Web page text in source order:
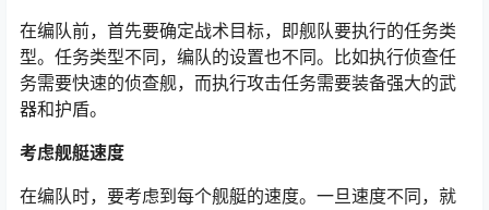
在编队前，首先要确定战术目标，即舰队要执行的任务类
型。任务类型不同，编队的设置也不同。比如执行侦查任
务需要快速的侦查舰，而执行攻击任务需要装备强大的武
器和护盾。
考虑舰艇速度
在编队时，要考虑到每个舰艇的速度。一旦速度不同，就